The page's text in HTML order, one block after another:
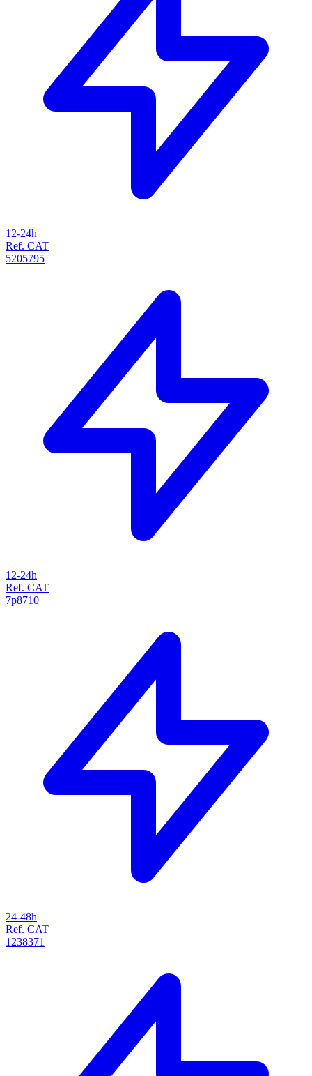
12-24h
Ref. CAT
5205795
12-24h
Ref. CAT
7p8710
24-48h
Ref. CAT
1238371